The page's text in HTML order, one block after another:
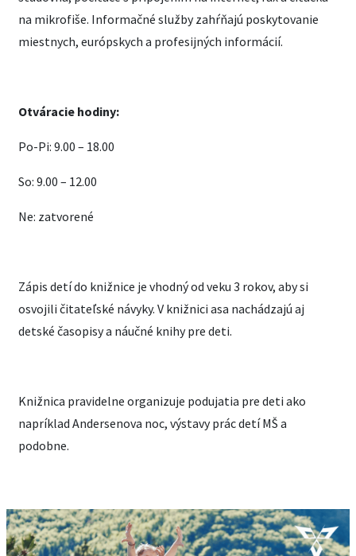
na mikrofiše. Informačné služby zahŕňajú poskytovanie
miestnych, európskych a profesijných informácií.
Otváracie hodiny:
Po-Pi: 9.00 – 18.00
So: 9.00 – 12.00
Ne: zatvorené
Zápis detí do knižnice je vhodný od veku 3 rokov, aby si
osvojili čitateľské návyky. V knižnici asa nachádzajú aj
detské časopisy a náučné knihy pre deti.
Knižnica pravidelne organizuje podujatia pre deti ako
napríklad Andersenova noc, výstavy prác detí MŠ a
podobne.